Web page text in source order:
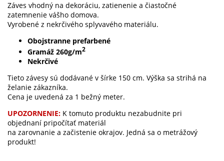
Záves vhodný na dekoráciu, zatienenie a čiastočné
zatemnenie vášho domova.
Vyrobené z nekrčivého splyvavého materiálu.
Obojstranne prefarbené
Gramáž 260g/m2
Nekrčivé
Tieto závesy sú dodávané v šírke 150 cm. Výška sa strihá na
želanie zákazníka.
Cena je uvedená za 1 bežný meter.
UPOZORNENIE: K tomuto produktu nezabudnite pri
objednaní pripočítať materiál
na zarovnanie a začistenie okrajov. Jedná sa o metrážový
produkt!